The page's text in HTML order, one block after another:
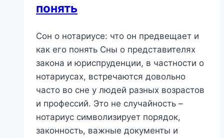
понять
Сон о нотариусе: что он предвещает и
как его понять Сны о представителях
закона и юриспруденции, в частности о
нотариусах, встречаются довольно
часто во сне у людей разных возрастов
и профессий. Это не случайность –
нотариус символизирует порядок,
законность, важные документы и